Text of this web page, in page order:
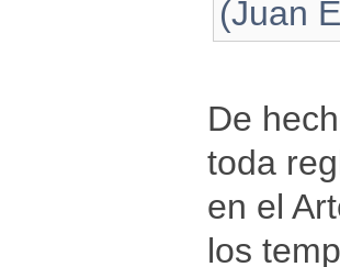
(Juan
De
toda
en el
los